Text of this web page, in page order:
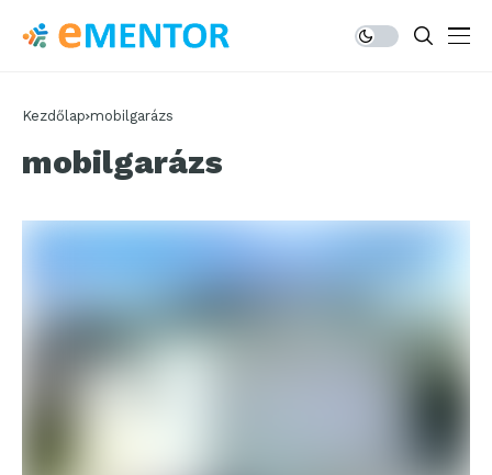
Kezdőlap mobilgarázs
mobilgarázs